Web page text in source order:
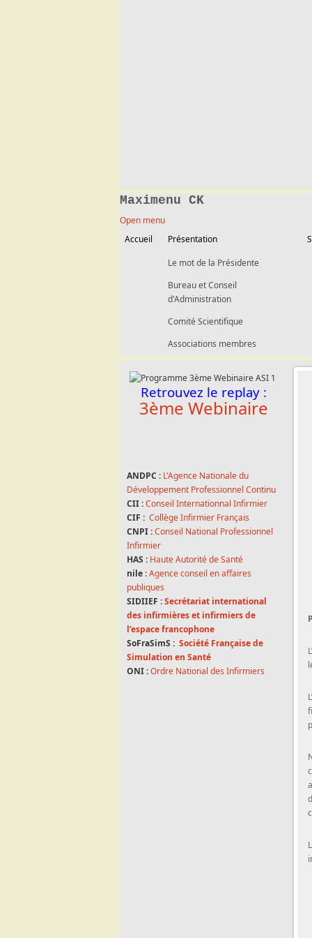
Maximenu CK
Open menu
Accueil
Présentation
Le mot de la Présidente
Bureau et Conseil
d'Administration
Comité Scientifique
Associations membres
Retrouvez le replay :
3ème Webinaire
ANDPC : L'Agence Nationale du
Développement Professionnel Continu
CII :Conseil Internationnal Infirmier
CIF : Collège Infirmier Français
CNPI :Conseil National Professionnel
Infirmier
HAS : Haute Autorité de Santé
nile :Agence conseil en affaires
publiques
SIDIIEF :Secrétariat international
des infirmières et infirmiers de
l’espace francophone
SoFraSimS : Société Française de
Simulation en Santé
ONI :Ordre National des Infirmiers